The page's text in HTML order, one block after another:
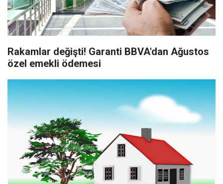
Rakamlar değişti! Garanti BBVA'dan Ağustos
özel emekli ödemesi